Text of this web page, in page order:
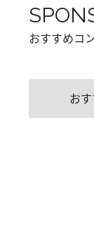
おすすめコ
お